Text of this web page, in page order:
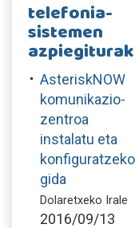
telefonia-
sistemen
azpiegiturak
AsteriskNOW
komunikazio-
zentroa
instalatu eta
konfiguratzeko
gida
Dolaretxeko Irale
2016/09/13